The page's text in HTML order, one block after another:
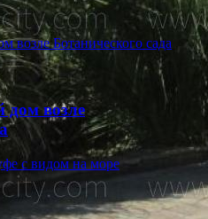
дом возле